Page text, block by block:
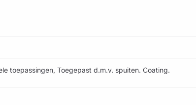
toepassingen, Toegepast d.m.v. spuiten. Coating.